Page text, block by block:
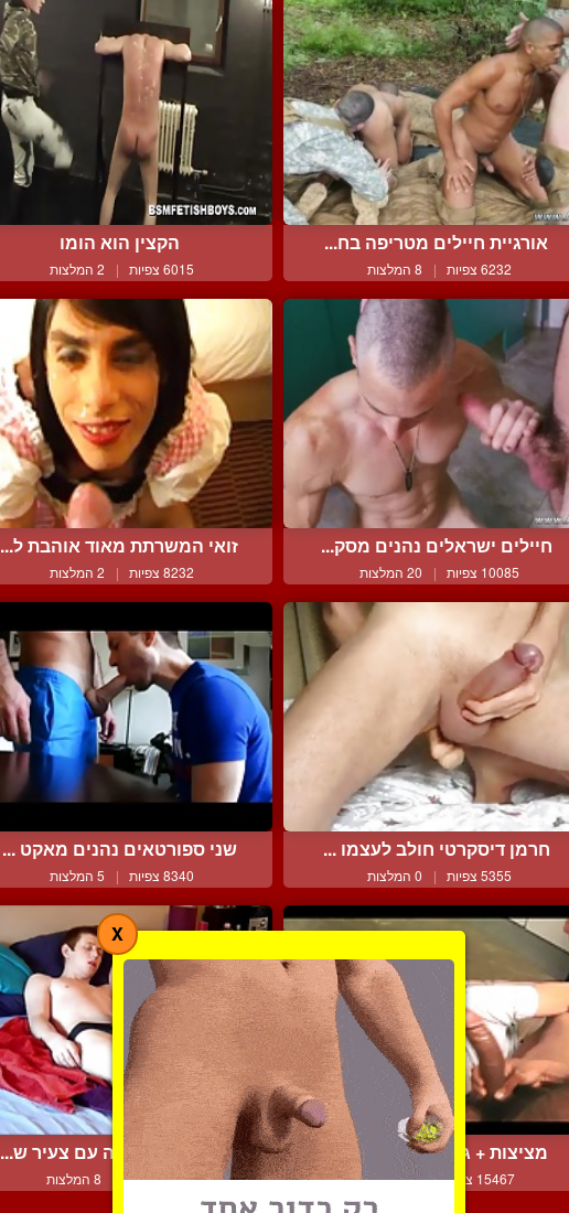
אורגיית חיילים מטריפה בח...
6232 צפיות | 8 המלצות
הקצין הוא הומו
6015 צפיות | 2 המלצות
חיילים ישראלים נהנים מסק...
10085 צפיות | 20 המלצות
זואי המשרתת מאוד אוהבת ל...
8232 צפיות | 2 המלצות
חרמן דיסקרטי חולב לעצמו ...
5355 צפיות | 0 המלצות
שני ספורטאים נהנים מאקט ...
8340 צפיות | 5 המלצות
מציצות + גמירות מטורפות ...
15467 צפיות | 2 המלצות
סבא ביחד במיטה עם צעיר ש...
11825 צפיות 8 המלצות
X